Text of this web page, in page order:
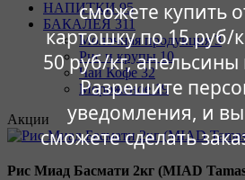
сможете купить
картошку по 15 руб/
50 руб/кг, апельсины
Разрешите
уведомления, и
сможете сделать
НАПИТКИ95
БАКАЛЕЯ311
Молочная продукция3
Рис и крупы10
Чай Кофе32
Мороженое19
Акции
Рис Миад Басмати 2кг (MIAD